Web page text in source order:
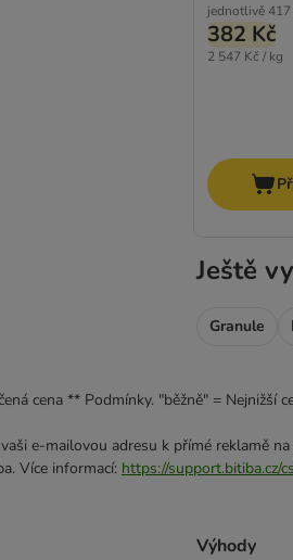
jednotlivě417
382 Kč
2 547 Kč / kg
Ještě
Granule
cena ** Podmínky. "běžně" = Nejnižší
e-mailovou adresu k přímé reklamě
Více informací: https://support.bitiba.cz/
Výhody